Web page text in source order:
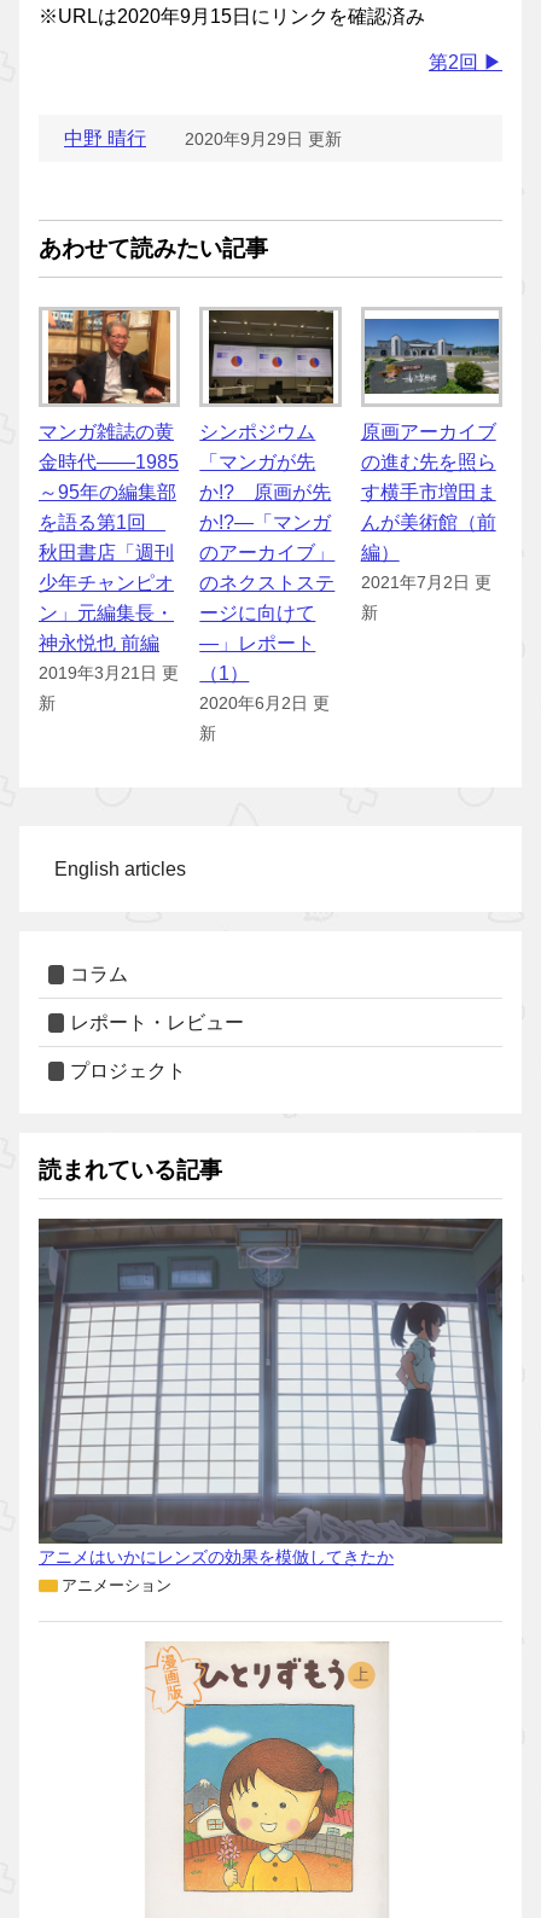
※URLは2020年9月15日にリンクを確認済み
第2回 ▶
中野 晴行 2020年9月29日 更新
あわせて読みたい記事
マンガ雑誌の黄
金時代――1985
～95年の編集部
を語る第1回
秋田書店「週刊
少年チャンピオ
ン」元編集長・
神永悦也 前編
2019年3月21日 更
新
シンポジウム
「マンガが先
か!? 原画が先
か!?―「マンガ
のアーカイブ」
のネクストステ
ージに向けて
―」レポート
（1）
2020年6月2日 更
新
原画アーカイブ
の進む先を照ら
す横手市増田ま
んが美術館（前
編）
2021年7月2日 更
新
English articles
コラム
レポート・レビュー
プロジェクト
読まれている記事
アニメはいかにレンズの効果を模倣してきたか
アニメーション